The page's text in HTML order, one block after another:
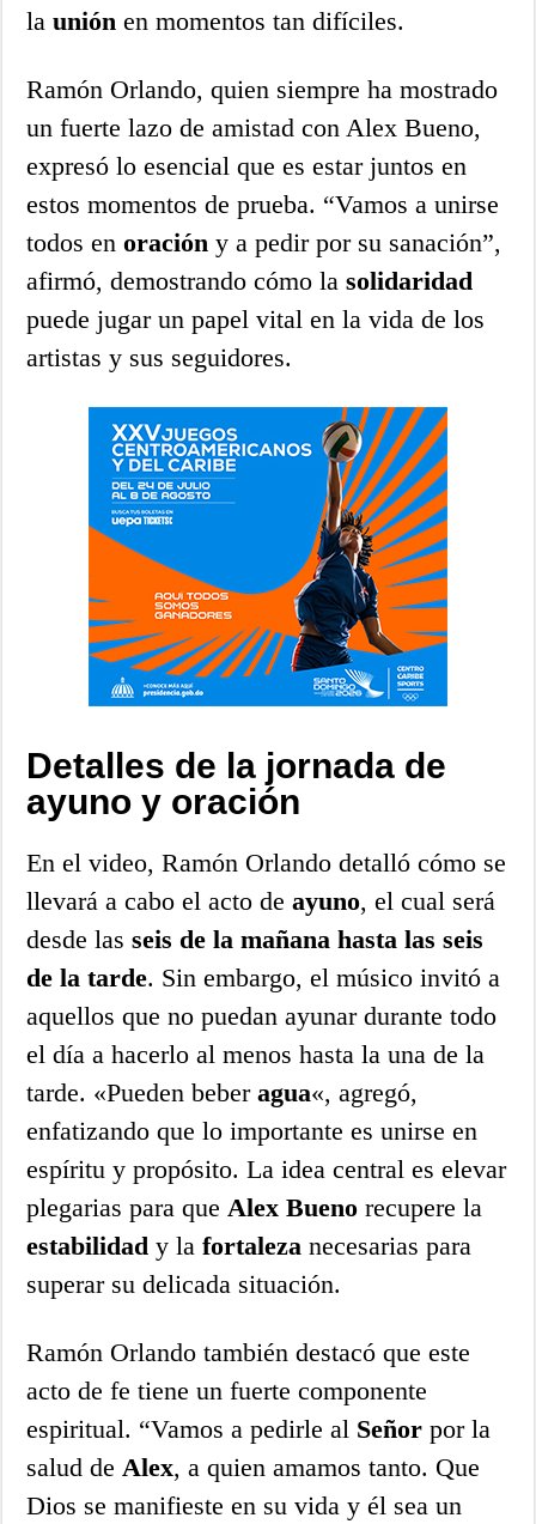
launión en momentos tan difíciles.
Ramón Orlando, quien siempre ha mostrado
un fuerte lazo de amistad con Alex Bueno,
expresó lo esencial que es estar juntos en
estos momentos de prueba. “Vamos a unirse
todos enoración y a pedir por su sanación”,
afirmó, demostrando cómo lasolidaridad
puede jugar un papel vital en la vida de los
artistas y sus seguidores.
Detalles de la jornada de
ayuno y oración
En el video, Ramón Orlando detalló cómo se
llevará a cabo el acto deayuno, el cual será
desde lasseis de la mañana hasta las seis
de la tarde. Sin embargo, el músico invitó a
aquellos que no puedan ayunar durante todo
el día a hacerlo al menos hasta la una de la
tarde. «Pueden beberagua«, agregó,
enfatizando que lo importante es unirse en
espíritu y propósito. La idea central es elevar
plegarias para queAlex Bueno recupere la
estabilidad y lafortaleza necesarias para
superar su delicada situación.
Ramón Orlando también destacó que este
acto de fe tiene un fuerte componente
espiritual. “Vamos a pedirle al Señor por la
salud deAlex, a quien amamos tanto. Que
Dios se manifieste en su vida y él sea un